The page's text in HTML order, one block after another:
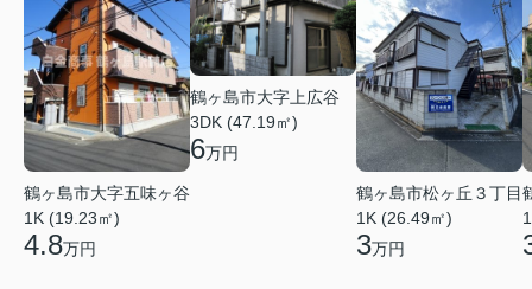
鶴ヶ島市大字五味ヶ谷
1K (19.23㎡)
4.8万円
鶴ヶ島市大字上広谷
3DK (47.19㎡)
6万円
鶴ヶ島市松ヶ丘３丁目
1K (26.49㎡)
3万円